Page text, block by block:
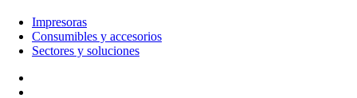
Impresoras
Consumibles y accesorios
Sectores y soluciones